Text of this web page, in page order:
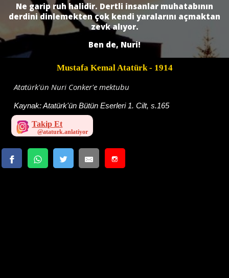
Ne garip ruh halidir. Dertli insanlar muhatabının
derdini dinlemekten çok kendi yaralarını açmaktan
zevk alıyor.
Ben de, Nuri!
Mustafa Kemal Atatürk- 1914
Atatürk'ün Nuri Conker'e mektubu
Kaynak:Atatürk'ün Bütün Eserleri 1. Cilt, s.165
Takip Et